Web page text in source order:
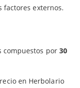
externos.
compuestos por 30
en Herbolario